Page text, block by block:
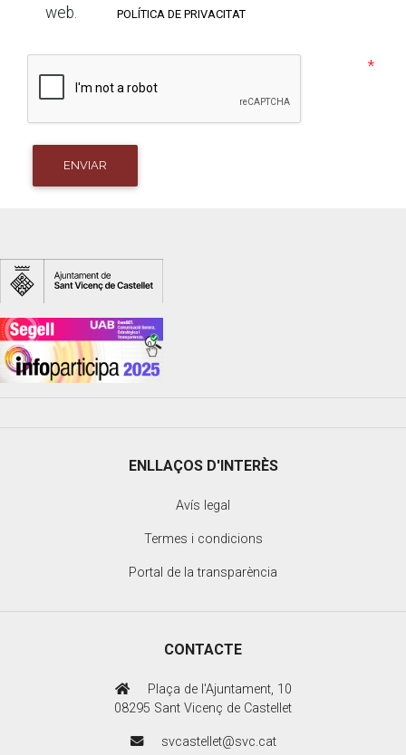
web. POLÍTICA DE PRIVACITAT
ENVIAR
ENLLAÇOS D'INTERÈS
Avís legal
Termes i condicions
Portal de la transparència
CONTACTE
Plaça de l'Ajuntament, 10
08295 Sant Vicenç de Castellet
svcastellet@svc.cat